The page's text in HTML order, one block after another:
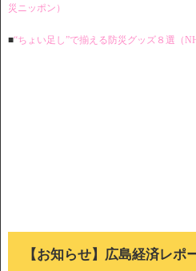
災ニッポン）
■“ちょい足し”で揃える防災グッズ８選（
【お知らせ】広島経済レポ